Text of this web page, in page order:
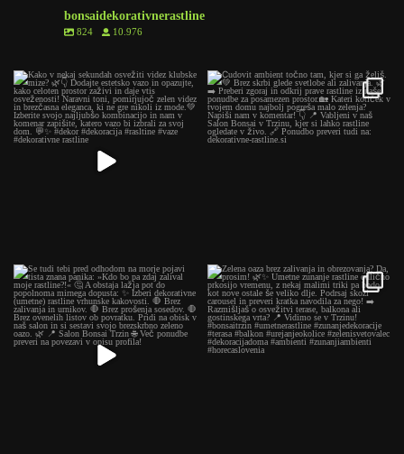
bonsaidekorativnerastline
824 10.976